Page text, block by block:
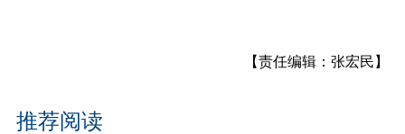
【责任编辑：张宏民】
推荐阅读